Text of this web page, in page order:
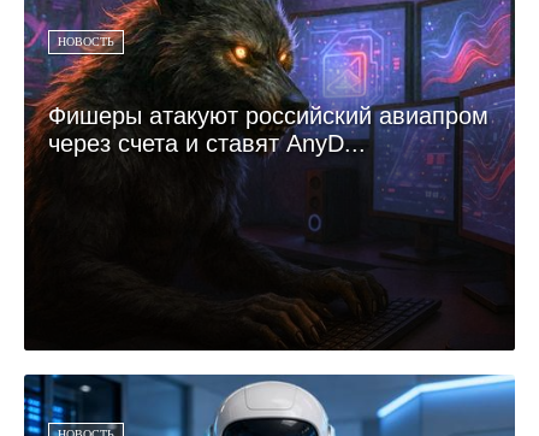
НОВОСТЬ
Фишеры атакуют российский авиапром
через счета и ставят AnyD...